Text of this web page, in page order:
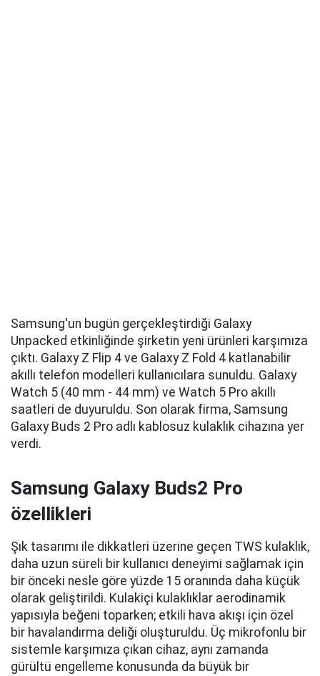
Samsung'un bugün gerçekleştirdiği Galaxy
Unpacked etkinliğinde şirketin yeni ürünleri karşımıza
çıktı. Galaxy Z Flip 4 ve Galaxy Z Fold 4 katlanabilir
akıllı telefon modelleri kullanıcılara sunuldu. Galaxy
Watch 5 (40 mm - 44 mm) ve Watch 5 Pro akıllı
saatleri de duyuruldu. Son olarak firma, Samsung
Galaxy Buds 2 Pro adlı kablosuz kulaklık cihazına yer
verdi.
Samsung Galaxy Buds2 Pro
özellikleri
Şık tasarımı ile dikkatleri üzerine geçen TWS kulaklık,
daha uzun süreli bir kullanıcı deneyimi sağlamak için
bir önceki nesle göre yüzde 15 oranında daha küçük
olarak geliştirildi. Kulakiçi kulaklıklar aerodinamik
yapısıyla beğeni toparken; etkili hava akışı için özel
bir havalandırma deliği oluşturuldu. Üç mikrofonlu bir
sistemle karşımıza çıkan cihaz, aynı zamanda
gürültü engelleme konusunda da büyük bir